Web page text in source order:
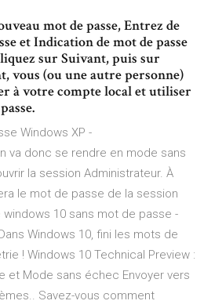
mot de passe, Entrez de
et Indication de mot de passe
sur Suivant, puis sur
vous (ou une autre personne)
à votre compte local et utiliser
Windows XP -
va donc se rendre en mode sans
la session Administrateur. À
le mot de passe de la session
windows 10 sans mot de passe -
Windows 10, fini les mots de
! Windows 10 Technical Preview :
et Mode sans échec Envoyer vers
Savez-vous comment